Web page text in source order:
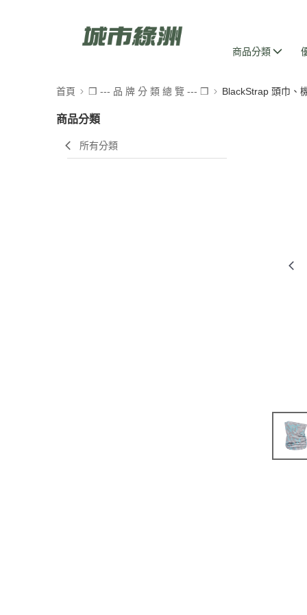
商品分類
首頁 ❒ --- 品 牌 分 類 總 覽 --- ❒ BlackStrap 頭巾、
商品分類
所有分類